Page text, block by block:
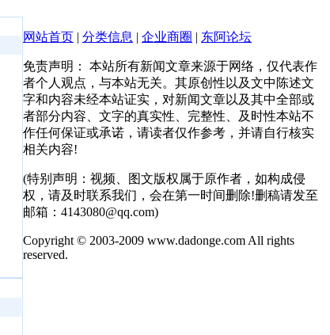
网站首页 | 分类信息 | 企业商圈 | 东阿论坛
免责声明： 本站所有新闻文章来源于网络，仅代表作
者个人观点，与本站无关。其原创性以及文中陈述文
字和内容未经本站证实，对新闻文章以及其中全部或
者部分内容、文字的真实性、完整性、及时性本站不
作任何保证或承诺，请读者仅作参考，并请自行核实
相关内容!
(特别声明：视频、图文版权属于原作者，如构成侵
权，请及时联系我们，会在第一时间删除!删稿请发至
邮箱：4143080@qq.com)
Copyright © 2003-2009 www.dadonge.com All rights
reserved.